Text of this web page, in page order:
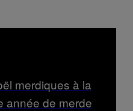
merdiques à la
année de merde